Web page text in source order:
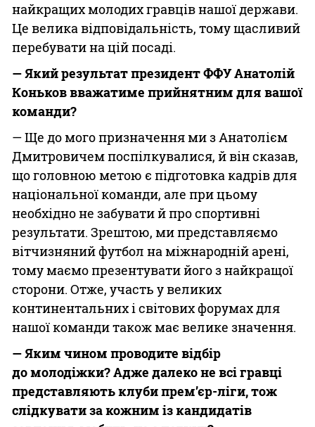
найкращих молодих гравців нашої держави.
Це велика відповідальність, тому щасливий
перебувати на цій посаді.
— Який результат президент ФФУ Анатолій
Коньков вважатиме прийнятним для вашої
команди?
— Ще до мого призначення ми з Анатолієм
Дмитровичем поспілкувалися, й він сказав,
що головною метою є підготовка кадрів для
національної команди, але при цьому
необхідно не забувати й про спортивні
результати. Зрештою, ми представляємо
віт­чизняний футбол на міжнародній арені,
тому маємо презентувати його з найкращої
сторони. Отже, участь у великих
континентальних і світових форумах для
нашої команди також має велике значення.
— Яким чином проводите відбір
до молодіжки? Адже далеконе всі гравці
представляють клуби прем’єр-ліги, тож
слідкувати за кожним із кандидатів